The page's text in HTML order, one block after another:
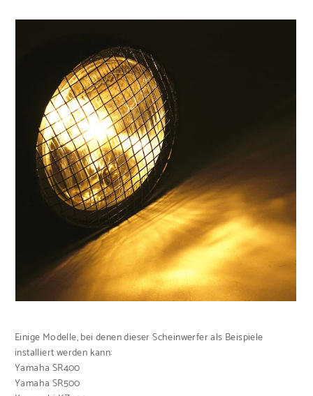
Einige Modelle, bei denen dieser Scheinwerfer als Beispiele
installiert werden kann:
Yamaha SR400
Yamaha SR500